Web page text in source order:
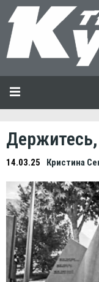
Держитесь,
14.03.25 Кристина